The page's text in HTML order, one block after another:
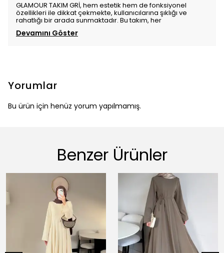
GLAMOUR TAKIM GRİ, hem estetik hem de fonksiyonel
özellikleri ile dikkat çekmekte, kullanıcılarına şıklığı ve
rahatlığı bir arada sunmaktadır. Bu takım, her
Devamını Göster
Yorumlar
Bu ürün için henüz yorum yapılmamış.
Benzer Ürünler